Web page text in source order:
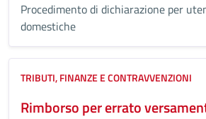
Procedimento di dichiarazione per
domestiche
TRIBUTI, FINANZE E CONTRAVVENZIONI
Rimborso per errato